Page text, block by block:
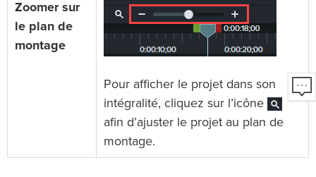
Zoomer sur
le plan de
montage
Pour afficher le projet dans son
intégralité, cliquez sur l’icône
afin d’ajuster le projet au plan de
montage.